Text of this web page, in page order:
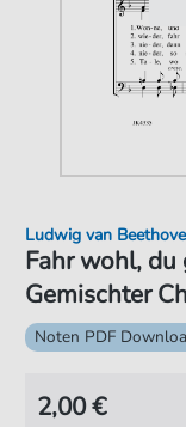
Fahr wohl,
Gemischter
Ludwig van
Noten PDF
2,00 €